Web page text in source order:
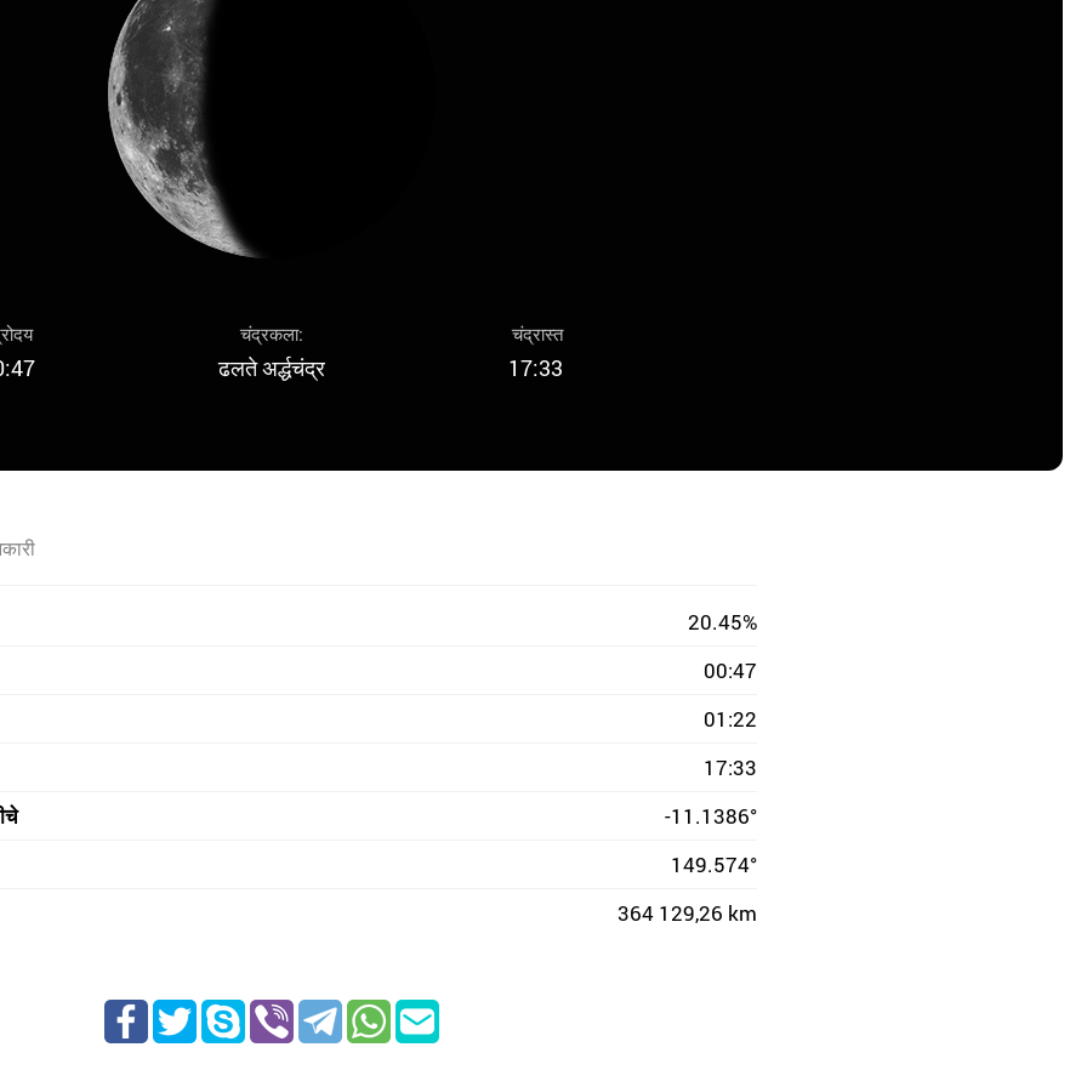
चंद्रकला:
ढलते अर्द्धचंद्र
चंद्रास्त
17:33
20.45%
00:47
01:22
17:33
-11.1386°
149.574°
364 129,26 km